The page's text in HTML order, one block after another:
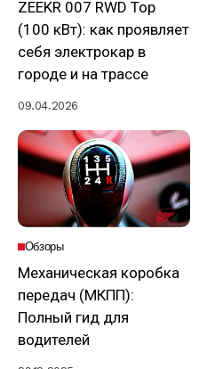
ZEEKR 007 RWD Top
(100 кВт): как проявляет
себя электрокар в
городе и на трассе
09.04.2026
Обзоры
Механическая коробка
передач (МКПП):
Полный гид для
водителей